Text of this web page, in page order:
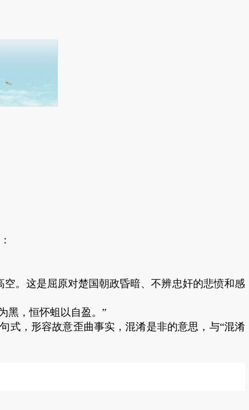
。这是屈原对楚国朝政昏暗、不辨忠奸的悲愤和感
黑，恒怀蛆以自盈。”
式，形容故意歪曲事实，混淆是非的意思，与“混淆